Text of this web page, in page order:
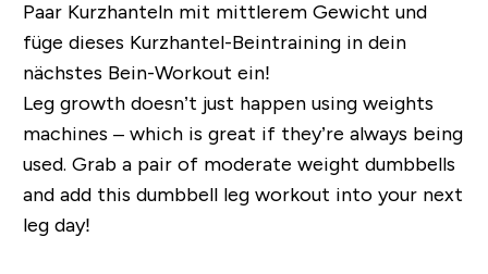
Paar Kurzhanteln mit mittlerem Gewicht und
füge dieses Kurzhantel-Beintraining in dein
nächstes Bein-Workout ein!
Leg growth doesn’t just happen using weights
machines – which is great if they’re always being
used. Grab a pair of moderate weight dumbbells
and add this dumbbell leg workout into your next
leg day!